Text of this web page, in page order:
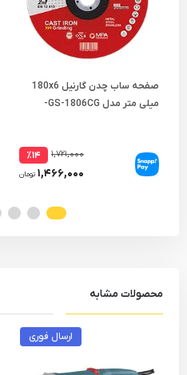
صفحه ساب چدن گارنیل 180x6
میلی متر مدل GS-1806CG-
۱,۷۲۱,۰۰۰ ٪۱۴
۱,۴۶۶,۰۰۰ تومان
محصولات مشابه
ارسال فوری